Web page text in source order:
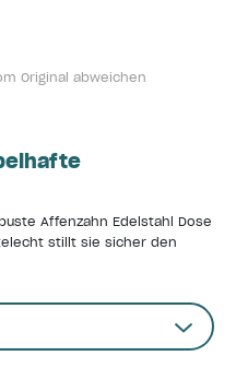
Original abweichen
Affenzahn Edelstahl Dose
stillt sie sicher den